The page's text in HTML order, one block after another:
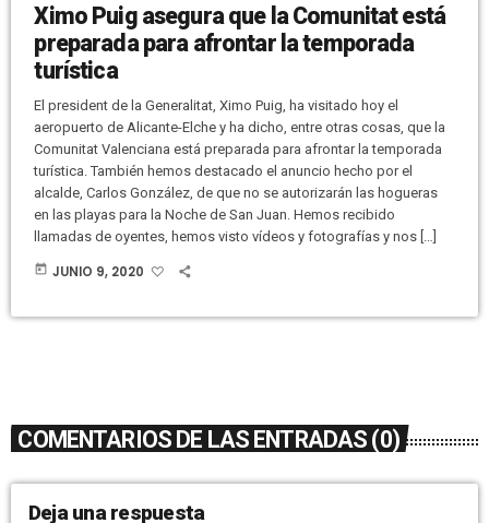
Ximo Puig asegura que la Comunitat está
preparada para afrontar la temporada
turística
El president de la Generalitat, Ximo Puig, ha visitado hoy el
aeropuerto de Alicante-Elche y ha dicho, entre otras cosas, que la
Comunitat Valenciana está preparada para afrontar la temporada
turística. También hemos destacado el anuncio hecho por el
alcalde, Carlos González, de que no se autorizarán las hogueras
en las playas para la Noche de San Juan. Hemos recibido
llamadas de oyentes, hemos visto vídeos y fotografías y nos […]
today JUNIO 9, 2020
COMENTARIOS DE LAS ENTRADAS (0)
Deja una respuesta